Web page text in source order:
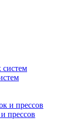
прессов